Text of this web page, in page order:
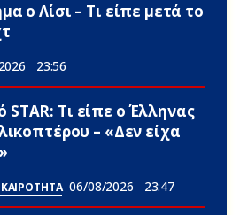
ο Λίσι – Τι είπε μετά το
23:56
Τι είπε ο Έλληνας
– «Δεν είχα
06/08/2026 23:47